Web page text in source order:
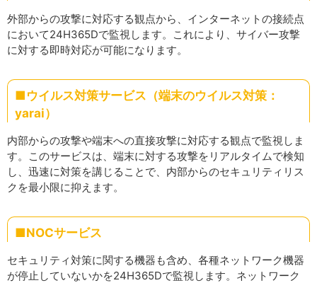
外部からの攻撃に対応する観点から、インターネットの接続点
において24H365Dで監視します。これにより、サイバー攻撃
に対する即時対応が可能になります。
■ウイルス対策サービス（端末のウイルス対策：
yarai）
内部からの攻撃や端末への直接攻撃に対応する観点で監視しま
す。このサービスは、端末に対する攻撃をリアルタイムで検知
し、迅速に対策を講じることで、内部からのセキュリティリス
クを最小限に抑えます。
■NOCサービス
セキュリティ対策に関する機器も含め、各種ネットワーク機器
が停止していないかを24H365Dで監視します。ネットワーク